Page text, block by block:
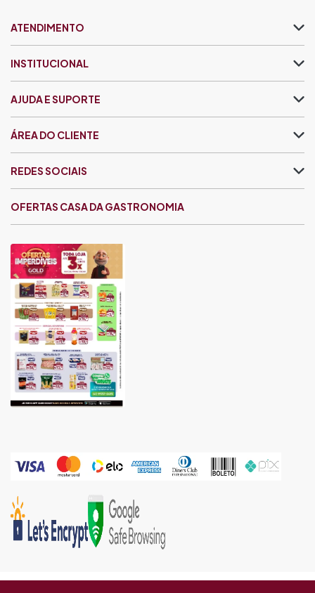
ATENDIMENTO
INSTITUCIONAL
AJUDA E SUPORTE
ÁREA DO CLIENTE
OFERTAS CASA DA GASTRONOMIA
REDES SOCIAIS